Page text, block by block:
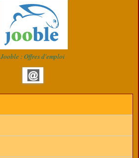
Jooble : Offres d'emploi